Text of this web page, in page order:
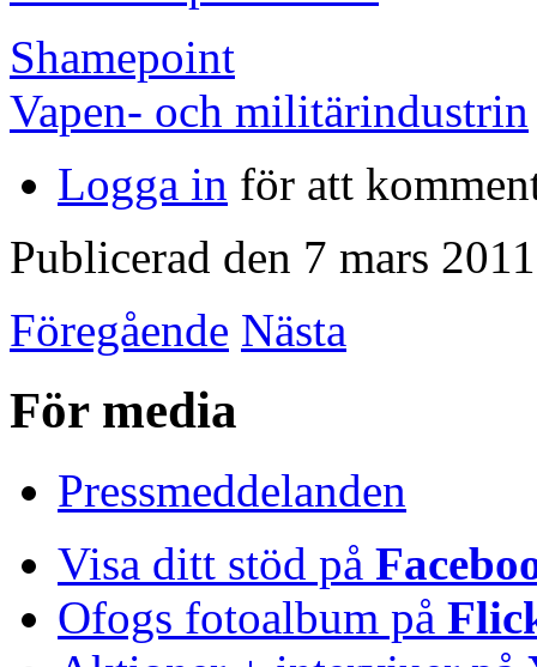
Shamepoint
Vapen- och militärindustrin
Logga in för att
Publicerad den 7 mars 2011
Föregående Nästa
För media
Pressmeddelanden
Visa ditt stöd på
Ofogs fotoalbum på